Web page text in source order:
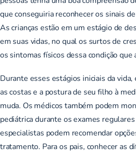
que conseguiria reconhecer os sinais
As crianças estão em um estágio de
em suas vidas, no qual os surtos de
os sintomas físicos dessa condição que
Durante esses estágios iniciais da
as costas e a postura de seu filho à
muda. Os médicos também podem
pediátrica durante os exames
especialistas podem recomendar
tratamento. Para os pais, conhecer as